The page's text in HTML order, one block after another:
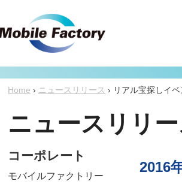
Home › ニュースリリース › リアル宝探しイ
ニュースリリー
2016
コーポレート
モバイルファクトリー